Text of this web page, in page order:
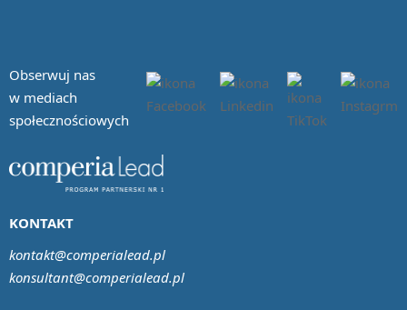
Obserwuj nas
w mediach
społecznościowych
KONTAKT
kontakt@comperialead.pl
konsultant@comperialead.pl